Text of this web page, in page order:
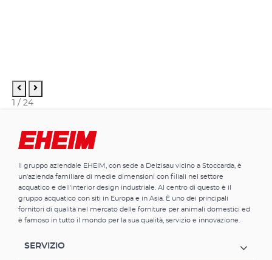
/ 24
Il gruppo aziendale EHEIM, con sede a Deizisau vicino a Stoccarda, è
un'azienda familiare di medie dimensioni con filiali nel settore
acquatico e dell'interior design industriale. Al centro di questo è il
gruppo acquatico con siti in Europa e in Asia. È uno dei principali
fornitori di qualità nel mercato delle forniture per animali domestici ed
è famoso in tutto il mondo per la sua qualità, servizio e innovazione.
SERVIZIO